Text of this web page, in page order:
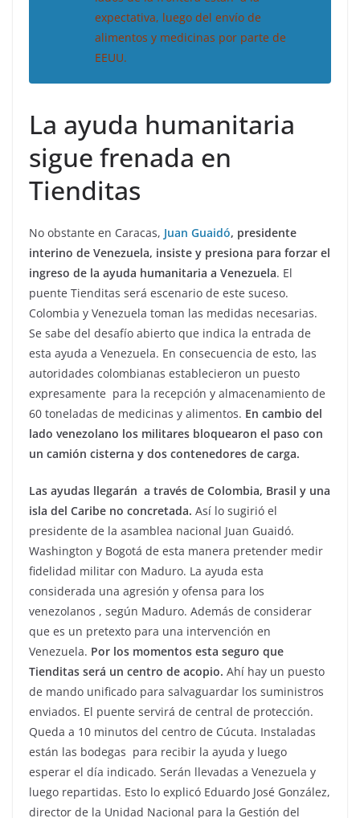
expectativa, luego del envío de
alimentos y medicinas por parte de
EEUU.
La ayuda humanitaria
sigue frenada en
Tienditas
No obstante en Caracas, Juan Guaidó, presidente
interino de Venezuela, insiste y presiona para forzar el
ingreso de la ayuda humanitaria a Venezuela. El
puente Tienditas será escenario de este suceso.
Colombia y Venezuela toman las medidas necesarias.
Se sabe del desafío abierto que indica la entrada de
esta ayuda a Venezuela. En consecuencia de esto, las
autoridades colombianas establecieron un puesto
expresamente para la recepción y almacenamiento de
60 toneladas de medicinas y alimentos. En cambio del
lado venezolano los militares bloquearon el paso con
un camión cisterna y dos contenedores de carga.
Las ayudas llegarán a través de Colombia, Brasil y una
isla del Caribe no concretada. Así lo sugirió el
presidente de la asamblea nacional Juan Guaidó.
Washington y Bogotá de esta manera pretender medir
fidelidad militar con Maduro. La ayuda esta
considerada una agresión y ofensa para los
venezolanos , según Maduro. Además de considerar
que es un pretexto para una intervención en
Venezuela. Por los momentos esta seguro que
Tienditas será un centro de acopio. Ahí hay un puesto
de mando unificado para salvaguardar los suministros
enviados. El puente servirá de central de protección.
Queda a 10 minutos del centro de Cúcuta. Instaladas
están las bodegas para recibir la ayuda y luego
esperar el día indicado. Serán llevadas a Venezuela y
luego repartidas. Esto lo explicó Eduardo José González,
director de la Unidad Nacional para la Gestión del